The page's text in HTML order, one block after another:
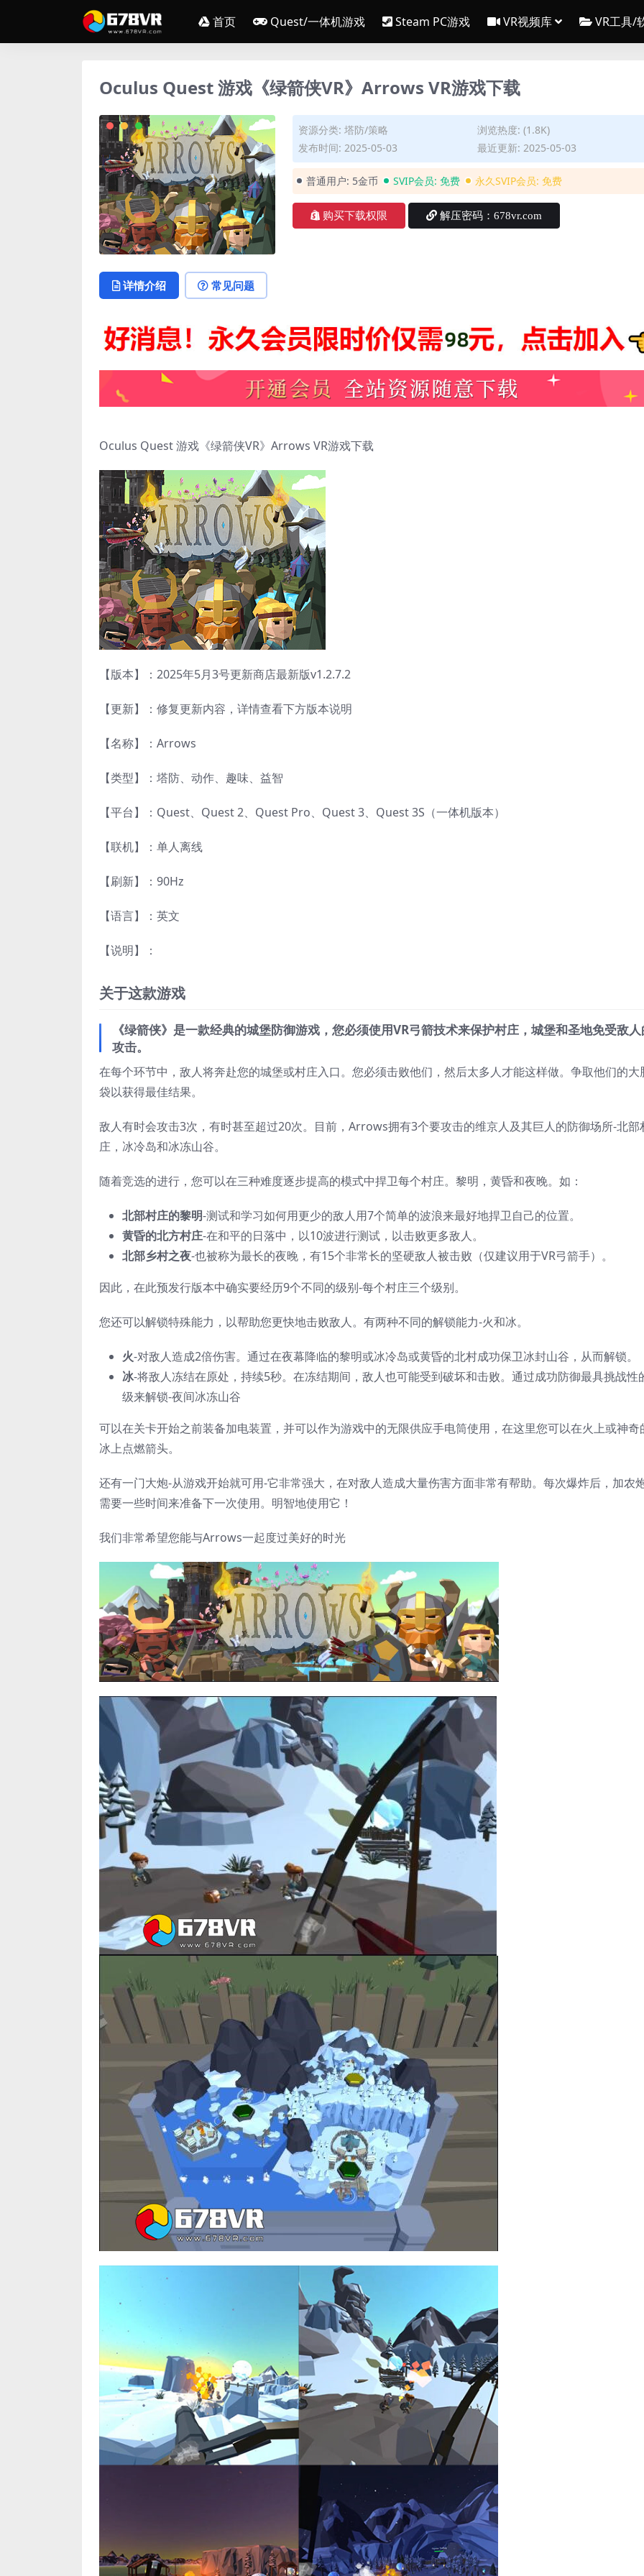
首页 Quest/一体机游戏 Steam PC游戏 VR视频库 VR工具/
Oculus Quest 游戏《绿箭侠VR》Arrows VR游戏下载
资源分类: 塔防/策略
浏览热度: (1.8K)
发布时间: 2025-05-03
最近更新: 2025-05-03
普通用户: 5金币 SVIP会员: 免费 永久SVIP会员: 免费
购买下载权限 解压密码：678vr.com
详情介绍 常见问题
Oculus Quest 游戏《绿箭侠VR》Arrows VR游戏下载
【版本】：2025年5月3号更新商店最新版v1.2.7.2
【更新】：修复更新内容，详情查看下方版本说明
【名称】：Arrows
【类型】：塔防、动作、趣味、益智
【平台】：Quest、Quest 2、Quest Pro、Quest 3、Quest 3S（一体机版本）
【联机】：单人离线
【刷新】：90Hz
【语言】：英文
【说明】：
关于这款游戏
《绿箭侠》是一款经典的城堡防御游戏，您必须使用VR弓箭技术来保护村庄，城堡和圣地免受敌
攻击。
在每个环节中，敌人将奔赴您的城堡或村庄入口。您必须击败他们，然后太多人才能这样做。争取他们的大
袋以获得最佳结果。
敌人有时会攻击3次，有时甚至超过20次。目前，Arrows拥有3个要攻击的维京人及其巨人的防御场所-北部
庄，冰冷岛和冰冻山谷。
随着竞选的进行，您可以在三种难度逐步提高的模式中捍卫每个村庄。黎明，黄昏和夜晚。如：
北部村庄的黎明-测试和学习如何用更少的敌人用7个简单的波浪来最好地捍卫自己的位置。
黄昏的北方村庄-在和平的日落中，以10波进行测试，以击败更多敌人。
北部乡村之夜-也被称为最长的夜晚，有15个非常长的坚硬敌人被击败（仅建议用于VR弓箭手）。
因此，在此预发行版本中确实要经历9个不同的级别-每个村庄三个级别。
您还可以解锁特殊能力，以帮助您更快地击败敌人。有两种不同的解锁能力-火和冰。
火-对敌人造成2倍伤害。通过在夜幕降临的黎明或冰冷岛或黄昏的北村成功保卫冰封山谷，从而解锁。
冰-将敌人冻结在原处，持续5秒。在冻结期间，敌人也可能受到破坏和击败。通过成功防御最具挑战性
级来解锁-夜间冰冻山谷
可以在关卡开始之前装备加电装置，并可以作为游戏中的无限供应手电筒使用，在这里您可以在火上或神奇
冰上点燃箭头。
还有一门大炮-从游戏开始就可用-它非常强大，在对敌人造成大量伤害方面非常有帮助。每次爆炸后，加农
需要一些时间来准备下一次使用。明智地使用它！
我们非常希望您能与Arrows一起度过美好的时光